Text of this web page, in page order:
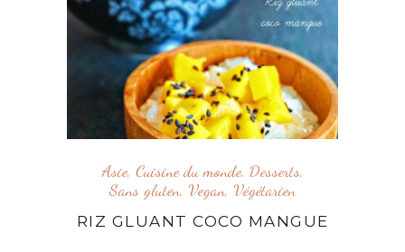
Asie, Cuisine du monde, Desserts,
Sans gluten, Vegan, Végétarien
RIZ GLUANT COCO MANGUE